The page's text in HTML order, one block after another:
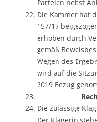
Parteien nebst
Die Kammer hat
157/17
erhoben durch
gemäß
Wegen des
wird auf die
2019 Bezug
Die zulässige
Der Klägerin